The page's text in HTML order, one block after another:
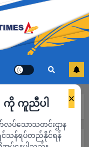
×
ကို ကူညီပါ
ပ်သောသတင်းဌာန
င်သန်ရပ်တည်နိုင်ရန်